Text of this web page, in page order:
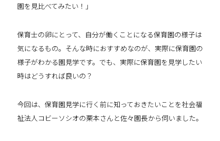
園を見比べてみたい！」
保育士の卵にとって、自分が働くことになる保育園の様子は
気になるもの。そんな時におすすめなのが、実際に保育園の
様子がわかる園見学です。でも、実際に保育園を見学したい
時はどうすれば良いの？
今回は、保育園見学に行く前に知っておきたいことを社会福
祉法人コビーソシオの栗本さんと佐々園長から伺いました。